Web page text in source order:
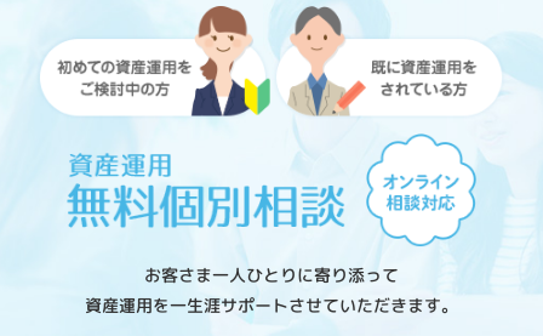
お客さま一人ひとりに寄り添って
資産運用を一生涯サポートさせていただきます。